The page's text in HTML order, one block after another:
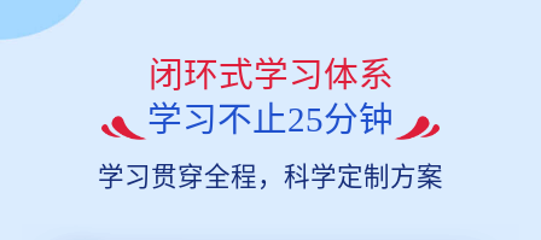
闭环式学习体系
学习不止25分钟
学习贯穿全程，科学定制方案